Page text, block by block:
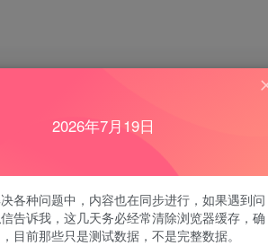
2026年7月19日
各种问题中，内容也在同步进行，如果遇到问
告诉我，这几天务必经常清除浏览器缓存，确
目前那些只是测试数据，不是完整数据。